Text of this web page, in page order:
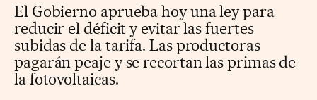
El Gobierno aprueba hoy una ley para
reducir el déficit y evitar las fuertes
subidas de la tarifa. Las productoras
pagarán peaje y se recortan las primas de
la fotovoltaicas.